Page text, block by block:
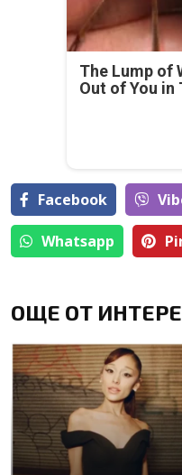
The Lump of
Out of You in
Facebook
Whatsapp
ОЩЕ ОТ